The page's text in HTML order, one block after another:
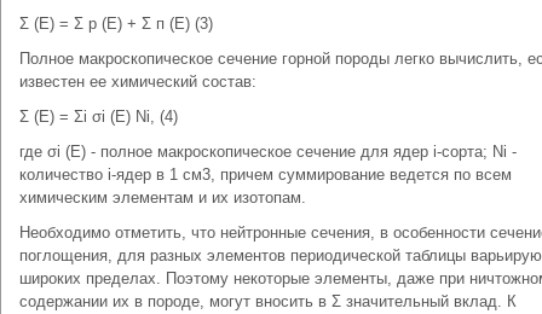
Σ (Е) = Σ p (E) + Σ п (Е) (3)
Полное макроскопическое сечение горной породы легко вычислить,
известен ее химический состав:
Σ (Е) = Σi σi (Е) Ni, (4)
где σi (E) - полное макроскопическое сечение для ядер i-copта; Ni -
количество i-ядер в 1 см3, причем суммирование ведется по всем
химическим элементам и их изотопам.
Необходимо отметить, что нейтронные сечения, в особенности
поглощения, для разных элементов периодической таблицы
широких пределах. Поэтому некоторые элементы, даже при
содержании их в породе, могут вносить в Σ значительный вклад. К